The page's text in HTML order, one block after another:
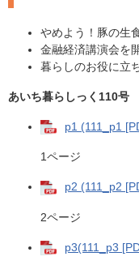
やめよう！豚の生
金融経済講演会を
暮らしのお役に立
あいち暮らしっく110号
p1 (111_p1
1ページ
p2 (111_p2
2ページ
p3(111_p3